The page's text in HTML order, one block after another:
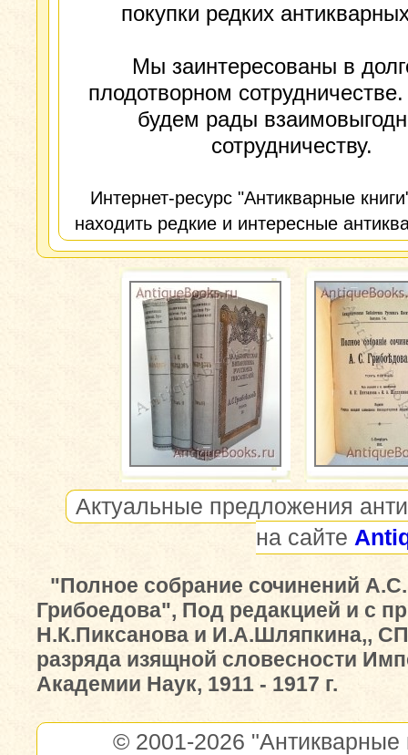
покупки редких
Мы заинтересованы в
плодотворном
будем рады
сотрудничеству.
Интернет-ресурс "Антикварные
находить редкие и интересные
Актуальные предложения
на сайте
"Полное собрание сочинений А.С.
Грибоедова", Под редакцией и с
Н.К.Пиксанова и И.А.Шляпкина,,
разряда изящной словесности
Академии Наук, 1911 - 1917 г.
© 2001-2026 "Антикварные